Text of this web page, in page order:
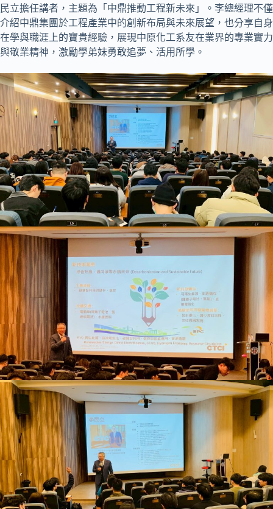
民立擔任講者，主題為「中鼎推動工程新未來」。李總經理不僅
介紹中鼎集團於工程產業中的創新布局與未來展望，也分享自身
在學與職涯上的寶貴經驗，展現中原化工系友在業界的專業實力
與敬業精神，激勵學弟妹勇敢追夢、活用所學。